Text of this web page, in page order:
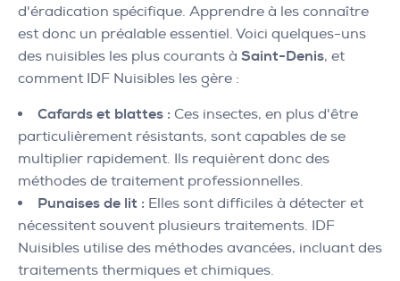
d'éradication spécifique. Apprendre à les connaître
est donc un préalable essentiel. Voici quelques-uns
des nuisibles les plus courants à Saint-Denis, et
comment IDF Nuisibles les gère :
Cafards et blattes : Ces insectes, en plus d'être
particulièrement résistants, sont capables de se
multiplier rapidement. Ils requièrent donc des
méthodes de traitement professionnelles.
Punaises de lit : Elles sont difficiles à détecter et
nécessitent souvent plusieurs traitements. IDF
Nuisibles utilise des méthodes avancées, incluant des
traitements thermiques et chimiques.